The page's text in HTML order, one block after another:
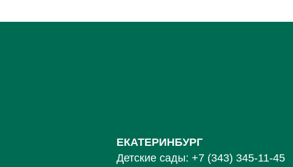
ЕКАТЕРИНБУРГ
Детские сады: +7 (343) 345-11-45